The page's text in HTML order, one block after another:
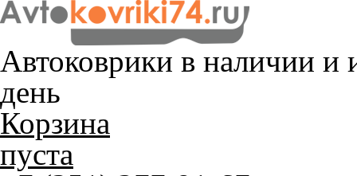
Автоковрики в наличии и
день
Корзина
пуста